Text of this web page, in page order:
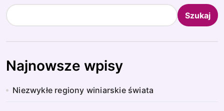
Szukaj
Najnowsze wpisy
Niezwykłe regiony winiarskie świata